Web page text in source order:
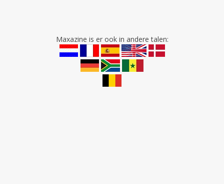
Maxazine is er ook in andere talen: